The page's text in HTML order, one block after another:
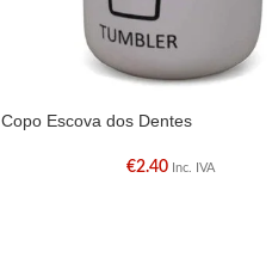
Copo Escova dos Dentes
€2.40 Inc. IVA